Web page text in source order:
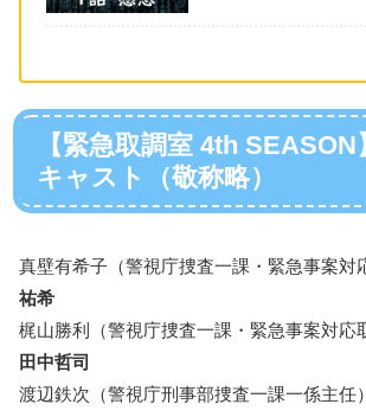
【緊急取調室 4th
キャスト（敬称略）
真壁有希子（警視庁捜査一課・緊急事案対
祐希
梶山勝利（警視庁捜査一課・緊急事案対応
田中哲司
渡辺鉄次（警視庁刑事部捜査一課一係主任